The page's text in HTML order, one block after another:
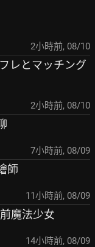
2小時前, 08/10
レとマッチング
2小時前, 08/10
7小時前, 08/09
師
11小時前, 08/09
魔法少女
14小時前, 08/09